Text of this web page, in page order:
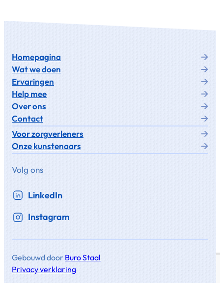
Homepagina
Wat we doen
Ervaringen
Help mee
Over ons
Contact
Voor zorgverleners
Onze kunstenaars
Volg ons
LinkedIn
Instagram
Gebouwd door Buro Staal
Privacy verklaring